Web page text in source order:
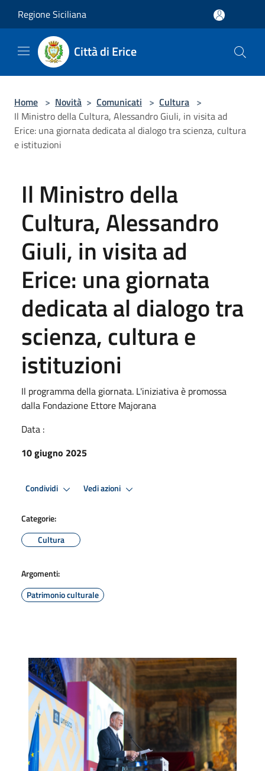
Regione Siciliana
Città di Erice
Home > Novità > Comunicati > Cultura >
Il Ministro della Cultura, Alessandro Giuli, in visita ad
Erice: una giornata dedicata al dialogo tra scienza, cultura
e istituzioni
Il Ministro della
Cultura, Alessandro
Giuli, in visita ad
Erice: una giornata
dedicata al dialogo tra
scienza, cultura e
istituzioni
Il programma della giornata. L'iniziativa è promossa
dalla Fondazione Ettore Majorana
Data :
10 giugno 2025
Condividi Vedi azioni
Categorie:
Cultura
Argomenti:
Patrimonio culturale